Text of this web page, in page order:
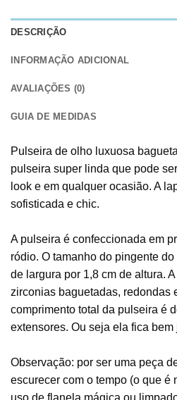
DESCRIÇÃO
INFORMAÇÃO ADICIONAL
AVALIAÇÕES (0)
GUIA DE MEDIDAS
Pulseira de olho luxuosa
pulseira super linda que pode
look e em qualquer ocasião. A
sofisticada e chic.
A pulseira é confeccionada em
ródio. O tamanho do pingente
de largura por 1,8 cm de altura.
zirconias baguetadas, redondas
comprimento total da pulseira é
extensores. Ou seja ela fica
Observação: por ser uma peça
escurecer com o tempo (o que é
uso de flanela mágica ou